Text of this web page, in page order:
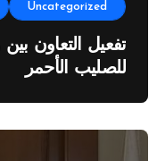
Uncategorized
تفعيل التعاون بين
للصليب الأحمر